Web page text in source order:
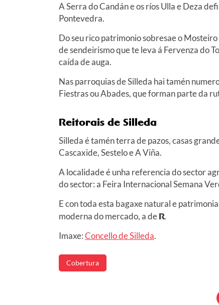
A Serra do Candán e os ríos Ulla e Deza
Pontevedra.
Do seu rico patrimonio sobresae o
de sendeirismo que te leva á Fervenza do
caída de auga.
Nas parroquias de Silleda hai tamén
Fiestras ou Abades, que forman parte da
Reitorais de Silleda
Silleda é tamén terra de pazos, casas
Cascaxide, Sestelo e A Viña.
A localidade é unha referencia do sector
do sector: a Feira Internacional Semana
E con toda esta bagaxe natural e
moderna do mercado, a deR.
Imaxe:Concello de Silleda.
Cobertura